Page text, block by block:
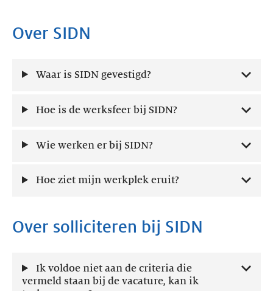
Over SIDN
Waar is SIDN gevestigd?
Hoe is de werksfeer bij SIDN?
Wie werken er bij SIDN?
Hoe ziet mijn werkplek eruit?
Over solliciteren bij SIDN
Ik voldoe niet aan de criteria die
vermeld staan bij de vacature, kan ik